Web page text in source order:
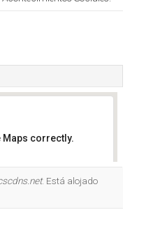
Maps correctly.
. Está alojado